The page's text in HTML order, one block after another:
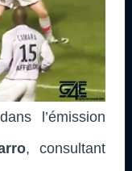
l’émission
, consultant